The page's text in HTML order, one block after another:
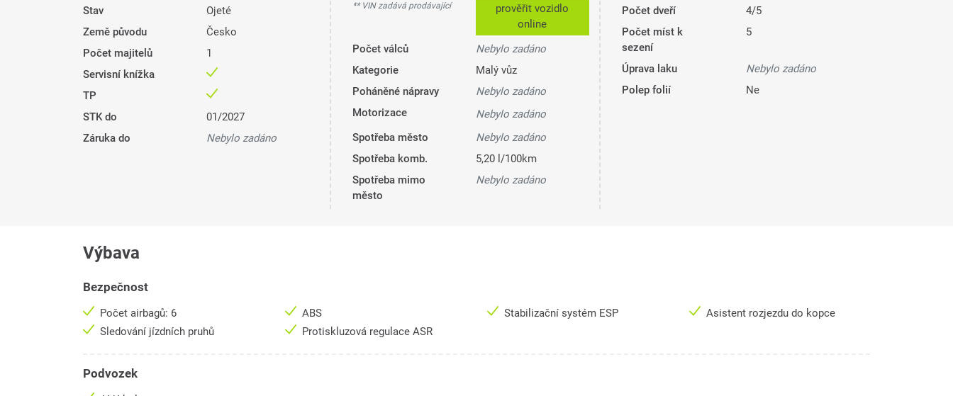
Stav
Ojeté
Země původu
Česko
Počet majitelů
1
Servisní knížka
TP
STK do
01/2027
Záruka do
Nebylo zadáno
** VIN zadává prodávající
prověřit vozidlo
online
Počet válců
Nebylo zadáno
Kategorie
Malý vůz
Poháněné nápravy
Nebylo zadáno
Motorizace
Nebylo zadáno
Spotřeba město
Nebylo zadáno
Spotřeba komb.
5,20 l/100km
Spotřeba mimo
město
Nebylo zadáno
Počet dveří
4/5
Počet míst k
sezení
5
Úprava laku
Nebylo zadáno
Polep folií
Ne
Výbava
Bezpečnost
Počet airbagů: 6 ABS Stabilizační systém ESP
Asistent rozjezdu do kopce
Sledování jízdních pruhů
Protiskluzová regulace ASR
Podvozek